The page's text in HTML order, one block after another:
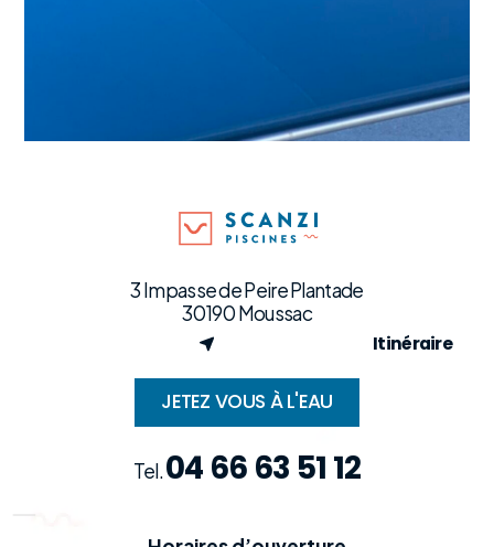
3 Impasse de Peire Plantade
30190 Moussac
Itinéraire
JETEZ VOUS À L'EAU
Tel.04 66 63 51 12